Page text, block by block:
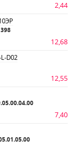
2,44
12,68
D02
12,55
7,40